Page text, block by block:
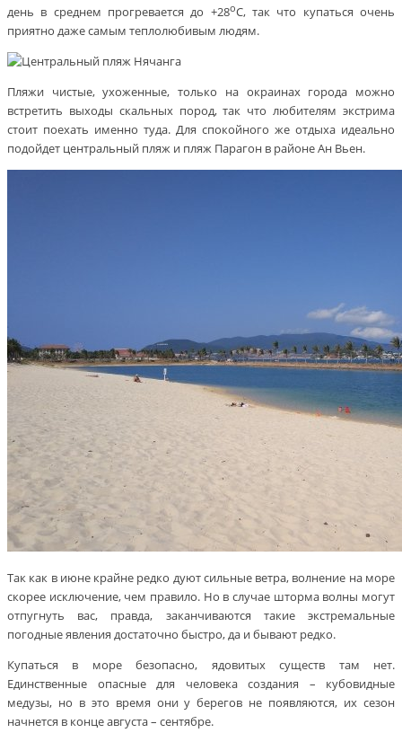
день в среднем прогревается до +28оС, так что купаться очень
приятно даже самым теплолюбивым людям.
Пляжи чистые, ухоженные, только на окраинах города можно
встретить выходы скальных пород, так что любителям экстрима
стоит поехать именно туда. Для спокойного же отдыха идеально
подойдет центральный пляж и пляж Парагон в районе Ан Вьен.
Так как в июне крайне редко дуют сильные ветра, волнение на море
скорее исключение, чем правило. Но в случае шторма волны могут
отпугнуть вас, правда, заканчиваются такие экстремальные
погодные явления достаточно быстро, да и бывают редко.
Купаться в море безопасно, ядовитых существ там нет.
Единственные опасные для человека создания – кубовидные
медузы, но в это время они у берегов не появляются, их сезон
начнется в конце августа – сентябре.